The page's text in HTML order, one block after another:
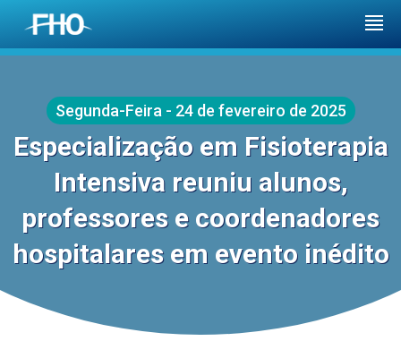
Segunda-Feira - 24 de fevereiro de 2025
Especialização em Fisioterapia
Intensiva reuniu alunos,
professores e coordenadores
hospitalares em evento inédito